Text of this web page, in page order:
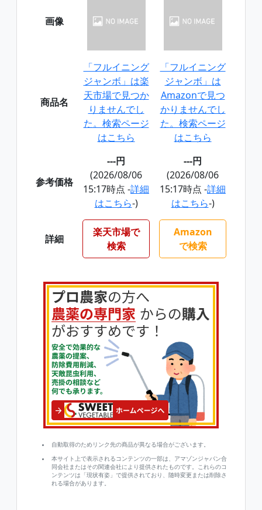
画像
商品名
「フルイニング
ジャンボ」は楽
天市場で見つか
りませんでし
た。検索ページ
はこちら
「フルイニング
ジャンボ」は
Amazonで見つ
かりませんでし
た。検索ページ
はこちら
参考価格
---円
(2026/08/06
15:17時点 -詳細
はこちら-)
---円
(2026/08/06
15:17時点 -詳細
はこちら-)
詳細
楽天市場で
検索
Amazon
で検索
自動取得のためリンク先の商品が異なる場合がございます。
本サイト上で表示されるコンテンツの一部は、アマゾンジャパン合
同会社またはその関連会社により提供されたものです。これらのコ
ンテンツは「現状有姿」で提供されており、随時変更または削除さ
れる場合があります。